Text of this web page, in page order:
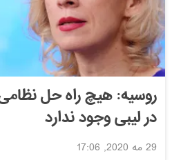
روسیه: هیچ راه حل نظامی
در لیبی وجود ندارد
29 مه 2020, 17:06